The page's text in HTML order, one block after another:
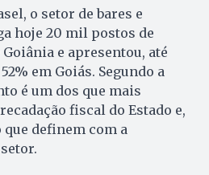
o setor de bares e
hoje 20 mil postos de
e apresentou, até
em Goiás. Segundo a
é um dos que mais
fiscal do Estado e,
definem com a